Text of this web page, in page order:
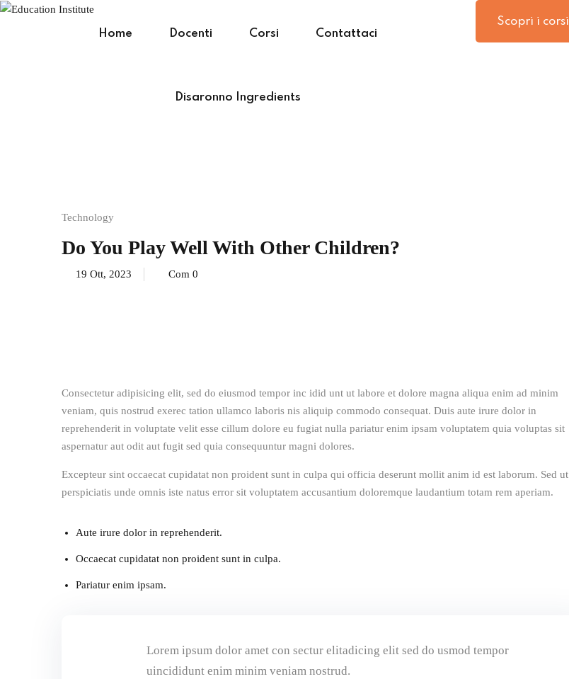
Home Docenti Corsi Contattaci
Disaronno Ingredients
Scopri i corsi
Technology
Do You Play Well With Other Children?
19 Ott, 2023 Com 0
Consectetur adipisicing elit, sed do eiusmod tempor inc idid unt ut labore et dolore magna aliqua enim ad minim
veniam, quis nostrud exerec tation ullamco laboris nis aliquip commodo consequat. Duis aute irure dolor in
reprehenderit in voluptate velit esse cillum dolore eu fugiat nulla pariatur enim ipsam voluptatem quia voluptas sit
aspernatur aut odit aut fugit sed quia consequuntur magni dolores.
Excepteur sint occaecat cupidatat non proident sunt in culpa qui officia deserunt mollit anim id est laborum. Sed ut
perspiciatis unde omnis iste natus error sit voluptatem accusantium doloremque laudantium totam rem aperiam.
Aute irure dolor in reprehenderit.
Occaecat cupidatat non proident sunt in culpa.
Pariatur enim ipsam.
Lorem ipsum dolor amet con sectur elitadicing elit sed do usmod tempor
uincididunt enim minim veniam nostrud.
Sign up
Already have an account?Sign in